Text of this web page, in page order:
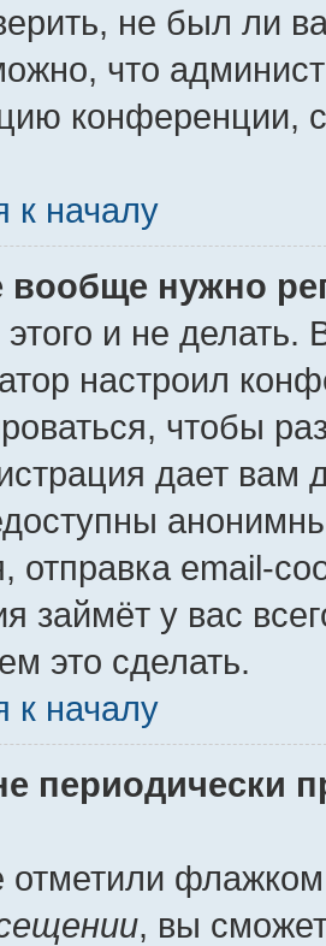
не был ли
что
конференции,
к началу
нужно
и не делать.
настроил
чтобы
дает вам
отправка email-
займёт у вас
это сделать.
к началу
периодически
отметили
, вы